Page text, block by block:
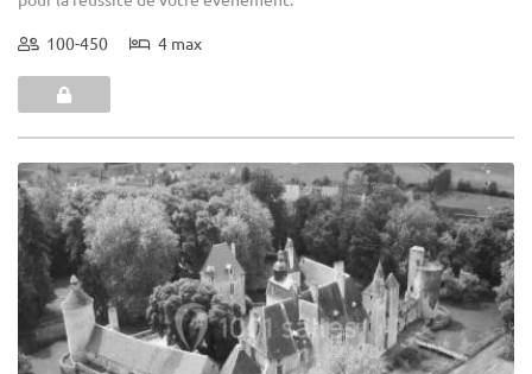
100-450 4 max